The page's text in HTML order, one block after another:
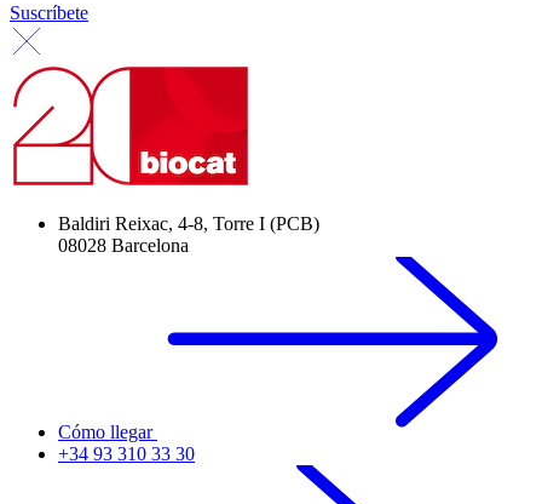
Suscríbete
Baldiri Reixac, 4-8, Torre I (PCB)
08028 Barcelona
Cómo llegar
+34 93 310 33 30